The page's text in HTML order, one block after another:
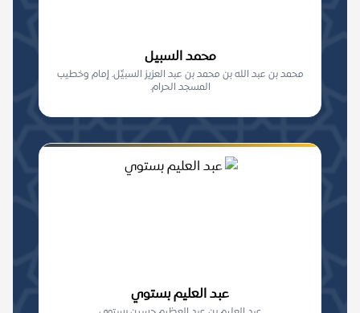
محمد السبيل
محمد بن عبد الله بن محمد بن عبد العزيز السبيِّل. إمام وخطيب
المسجد الحرام.
عبد العليم بستوي